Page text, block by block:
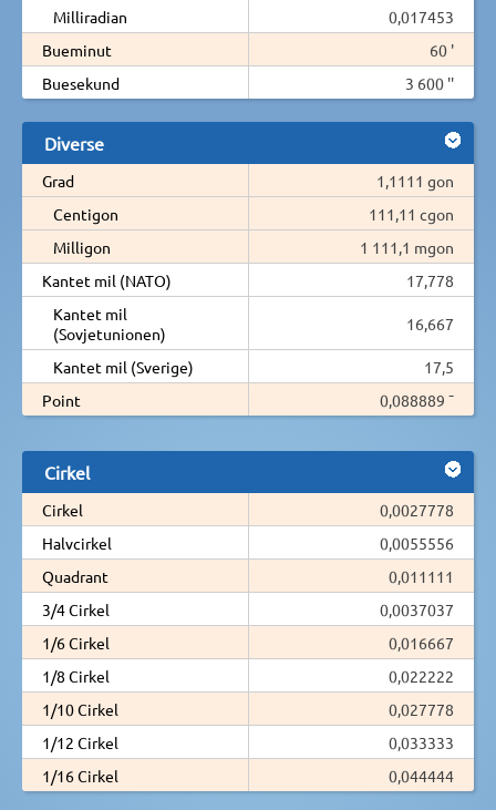
Milliradian
0,017453
Bueminut
60 '
Buesekund
3 600 ''
Diverse
Grad
1,1111 gon
Centigon
111,11 cgon
Milligon
1 111,1 mgon
Kantet mil (NATO)
17,778
Kantet mil
(Sovjetunionen)
16,667
Kantet mil (Sverige)
17,5
Point
0,088889 ¯
Cirkel
Cirkel
0,0027778
Halvcirkel
0,0055556
Quadrant
0,011111
3/4 Cirkel
0,0037037
1/6 Cirkel
0,016667
1/8 Cirkel
0,022222
1/10 Cirkel
0,027778
1/12 Cirkel
0,033333
1/16 Cirkel
0,044444